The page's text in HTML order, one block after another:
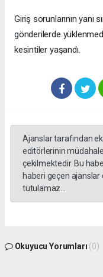
Giriş sorunlarının yanı
gönderilerde
kesintiler yaşandı.
Ajanslar tarafından
editörlerinin
çekilmektedir. Bu
haberi geçen
tutulamaz...
Okuyucu Yorumları (0)